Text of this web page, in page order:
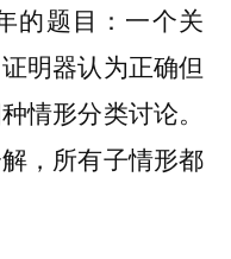
的题目：一个关
明器认为正确但
情形分类讨论。
，所有子情形都